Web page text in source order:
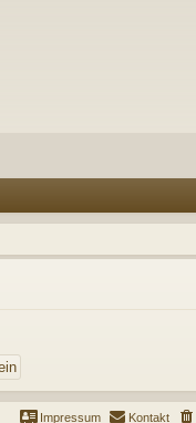
Kontakt
Impressum